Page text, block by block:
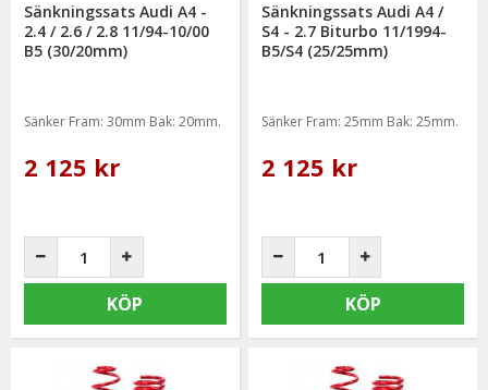
Sänkningssats Audi A4 -
2.4 / 2.6 / 2.8 11/94-10/00
B5 (30/20mm)
Sänker Fram: 30mm Bak: 20mm.
2 125 kr
KÖP
Sänkningssats Audi A4 /
S4 - 2.7 Biturbo 11/1994-
B5/S4 (25/25mm)
Sänker Fram: 25mm Bak: 25mm.
2 125 kr
KÖP